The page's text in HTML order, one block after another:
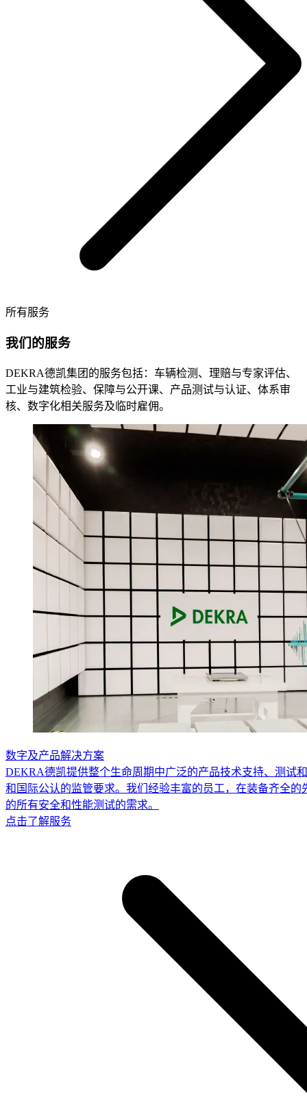
所有服务
我们的服务
DEKRA德凯集团的服务包括：车辆检测、理赔与专家评估、
工业与建筑检验、保障与公开课、产品测试与认证、体系审
核、数字化相关服务及临时雇佣。
数字及产品解决方案
DEKRA德凯提供整个生命周期中广泛的产品技术支持、测试
和国际公认的监管要求。我们经验丰富的员工，在装备齐全
的所有安全和性能测试的需求。
点击了解服务